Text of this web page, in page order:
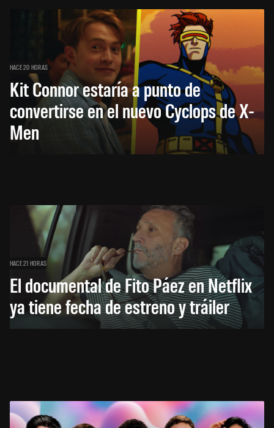
HACE 20 HORAS
Kit Connor estaría a punto de
convertirse en el nuevo Cyclops de X-
Men
HACE 21 HORAS
El documental de Fito Páez en Netflix
ya tiene fecha de estreno y tráiler